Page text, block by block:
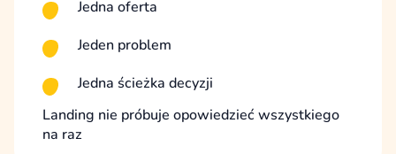
Jedna oferta
Jeden problem
Jedna ścieżka decyzji
Landing nie próbuje opowiedzieć wszystkiego
na raz